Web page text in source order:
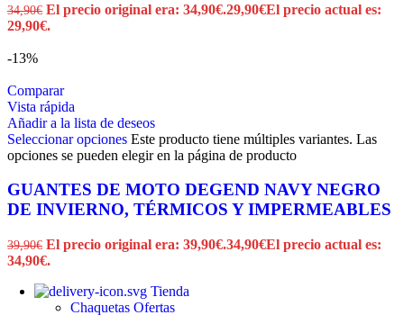
34,90€ El precio original era: 34,90€.29,90€El precio actual es:
29,90€.
-13%
Comparar
Vista rápida
Añadir a la lista de deseos
Seleccionar opciones Este producto tiene múltiples variantes. Las
opciones se pueden elegir en la página de producto
GUANTES DE MOTO DEGEND NAVY NEGRO
DE INVIERNO, TÉRMICOS Y IMPERMEABLES
39,90€ El precio original era: 39,90€.34,90€El precio actual es:
34,90€.
Tienda
Chaquetas Ofertas